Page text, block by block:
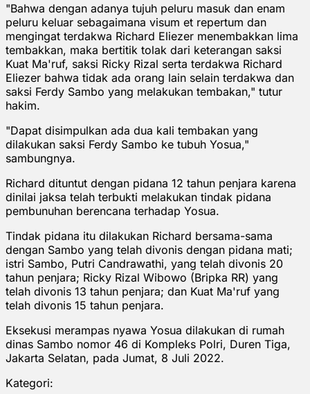
"Bahwa dengan adanya tujuh peluru masuk dan enam
peluru keluar sebagaimana visum et repertum dan
mengingat terdakwa Richard Eliezer menembakkan lima
tembakkan, maka bertitik tolak dari keterangan saksi
Kuat Ma'ruf, saksi Ricky Rizal serta terdakwa Richard
Eliezer bahwa tidak ada orang lain selain terdakwa dan
saksi Ferdy Sambo yang melakukan tembakan," tutur
hakim.
"Dapat disimpulkan ada dua kali tembakan yang
dilakukan saksi Ferdy Sambo ke tubuh Yosua,"
sambungnya.
Richard dituntut dengan pidana 12 tahun penjara karena
dinilai jaksa telah terbukti melakukan tindak pidana
pembunuhan berencana terhadap Yosua.
Tindak pidana itu dilakukan Richard bersama-sama
dengan Sambo yang telah divonis dengan pidana mati;
istri Sambo, Putri Candrawathi, yang telah divonis 20
tahun penjara; Ricky Rizal Wibowo (Bripka RR) yang
telah divonis 13 tahun penjara; dan Kuat Ma'ruf yang
telah divonis 15 tahun penjara.
Eksekusi merampas nyawa Yosua dilakukan di rumah
dinas Sambo nomor 46 di Kompleks Polri, Duren Tiga,
Jakarta Selatan, pada Jumat, 8 Juli 2022.
Kategori: